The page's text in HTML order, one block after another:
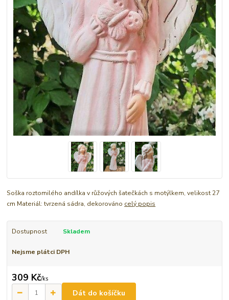
Soška roztomilého andílka v růžových šatečkách s motýlkem, velikost 27
cm Materiál: tvrzená sádra, dekorováno celý popis
Dostupnost Skladem
Nejsme plátci DPH
309 Kč/ks
Dát do košíčku